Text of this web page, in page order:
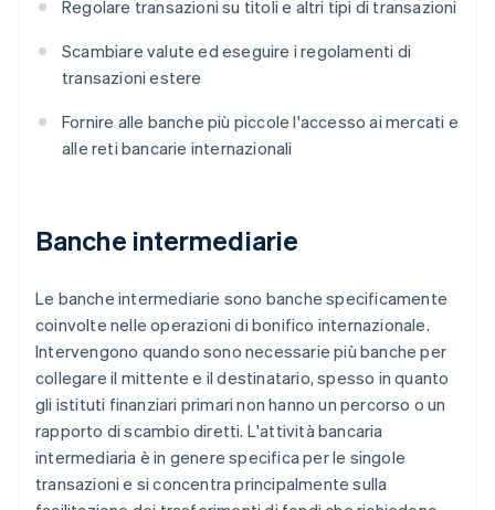
Regolare transazioni su titoli e altri tipi di transazioni
Scambiare valute ed eseguire i regolamenti di
transazioni estere
Fornire alle banche più piccole l'accesso ai mercati e
alle reti bancarie internazionali
Banche intermediarie
Le banche intermediarie sono banche specificamente
coinvolte nelle operazioni di bonifico internazionale.
Intervengono quando sono necessarie più banche per
collegare il mittente e il destinatario, spesso in quanto
gli istituti finanziari primari non hanno un percorso o un
rapporto di scambio diretti. L'attività bancaria
intermediaria è in genere specifica per le singole
transazioni e si concentra principalmente sulla